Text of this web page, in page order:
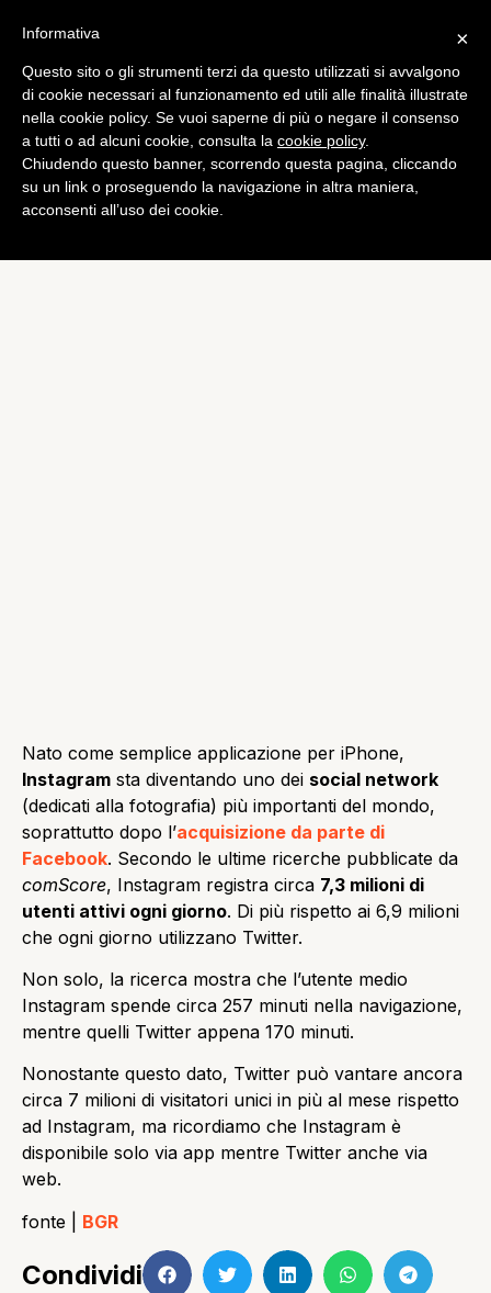
Tech
Instagram supera Twitter
per utenti attivi
quotidianamente
diAlessandro Moretti
Nato come semplice applicazione per iPhone,
Instagram sta diventando uno dei social network
(dedicati alla fotografia) più importanti del mondo,
soprattutto dopo l’acquisizione da parte di
Facebook. Secondo le ultime ricerche pubblicate da
comScore, Instagram registra circa 7,3 milioni di
utenti attivi ogni giorno. Di più rispetto ai 6,9 milioni
che ogni giorno utilizzano Twitter.
Non solo, la ricerca mostra che l’utente medio
Instagram spende circa 257 minuti nella navigazione,
mentre quelli Twitter appena 170 minuti.
Nonostante questo dato, Twitter può vantare ancora
circa 7 milioni di visitatori unici in più al mese rispetto
ad Instagram, ma ricordiamo che Instagram è
disponibile solo via app mentre Twitter anche via
web.
fonte | BGR
Condividi
×
Informativa
Questo sito o gli strumenti terzi da questo utilizzati si avvalgono
di cookie necessari al funzionamento ed utili alle finalità illustrate
nella cookie policy. Se vuoi saperne di più o negare il consenso
a tutti o ad alcuni cookie, consulta la cookie policy.
Chiudendo questo banner, scorrendo questa pagina, cliccando
su un link o proseguendo la navigazione in altra maniera,
acconsenti all’uso dei cookie.